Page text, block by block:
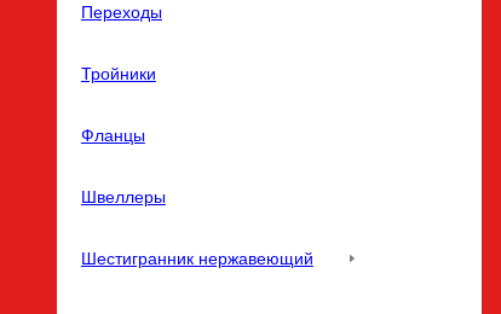
Переходы
Тройники
Фланцы
Швеллеры
Шестигранник нержавеющий